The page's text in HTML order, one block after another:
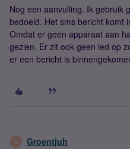
Nog een aanvulling. Ik gebruik
bedoeld. Het sms bericht komt
Omdat er geen apparaat aan
gezien. Er zit ook geen led op
er een bericht is
G Groentjuh